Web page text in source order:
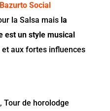
Bazurto Social
la Salsa mais la
est un style musical
et aux fortes influences